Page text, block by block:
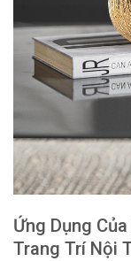
Ứng Dụng
Trang Trí Nội